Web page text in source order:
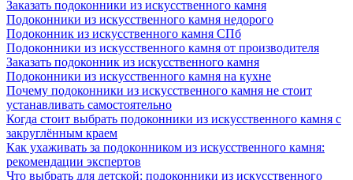
Заказать подоконники из искусственного камня
Подоконники из искусственного камня недорого
Подоконник из искусственного камня СПб
Подоконники из искусственного камня от производителя
Заказать подоконник из искусственного камня
Подоконники из искусственного камня на кухне
Почему подоконники из искусственного камня не стоит
устанавливать самостоятельно
Когда стоит выбрать подоконники из искусственного камня с
закруглённым краем
Как ухаживать за подоконником из искусственного камня:
рекомендации экспертов
Что выбрать для детской: подоконники из искусственного